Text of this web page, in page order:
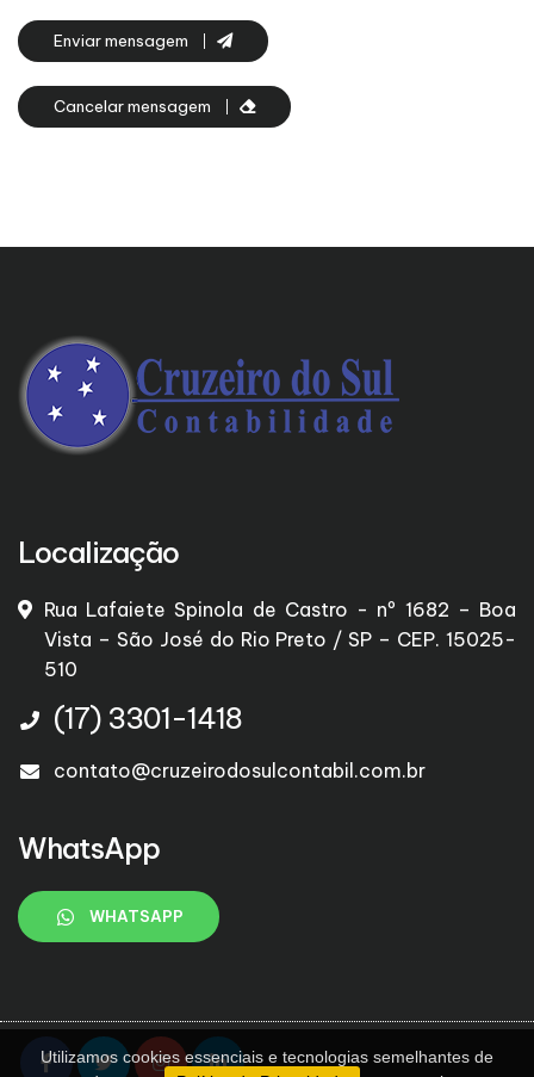
Enviar mensagem
Cancelar mensagem
Localização
Rua Lafaiete Spinola de Castro - nº 1682 – Boa
Vista – São José do Rio Preto / SP – CEP. 15025-
510
(17) 3301-1418
contato@cruzeirodosulcontabil.com.br
WhatsApp
WHATSAPP
Utilizamos cookies essenciais e tecnologias semelhantes de